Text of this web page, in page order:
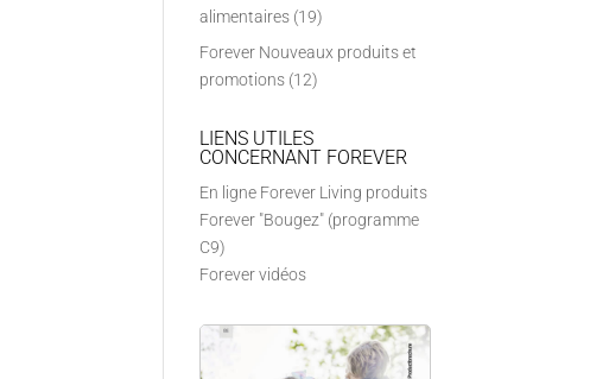
alimentaires (19)
Forever Nouveaux produits et
promotions (12)
LIENS UTILES
CONCERNANT FOREVER
En ligne Forever Living produits
Forever "Bougez" (programme
C9)
Forever vidéos